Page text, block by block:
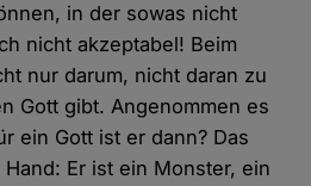
in der sowas nicht
nicht akzeptabel! Beim
nur darum, nicht daran zu
Gott gibt. Angenommen es
ein Gott ist er dann? Das
Er ist ein Monster, ein